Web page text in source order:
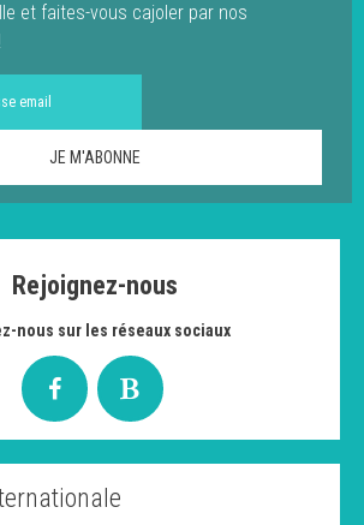
et faites-vous cajoler par nos
Rejoignez-nous
nous sur les réseaux sociaux